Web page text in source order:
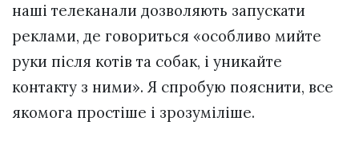
наші телеканали дозволяють запускати
реклами, де говориться «особливо мийте
руки після котів та собак, і уникайте
контакту з ними». Я спробую пояснити, все
якомога простіше і зрозуміліше.